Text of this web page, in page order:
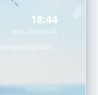
18:44
HOLDNYUGTA